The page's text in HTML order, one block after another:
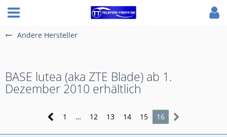
Andere Hersteller
BASE lutea (aka ZTE Blade) ab 1.
Dezember 2010 erhältlich
1 … 12 13 14 15 16